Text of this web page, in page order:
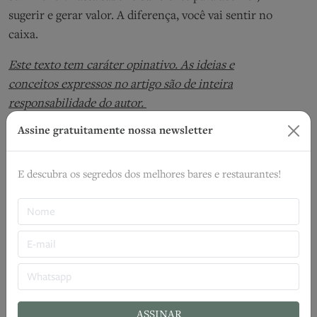
sugerir e gerar valor. A diferença, você vai sentir no
caixa.
Este texto tem caráter opinativo. As ideias e
conceitos expressos no artigo são de inteira
responsabilidade do autor.
Diego Bertolini
Especialista em vinhos
TAGS
Artigo de Opinião Cardápio Criatividade Salão
Treinamento
Assine gratuitamente nossa newsletter
E descubra os segredos dos melhores bares e restaurantes!